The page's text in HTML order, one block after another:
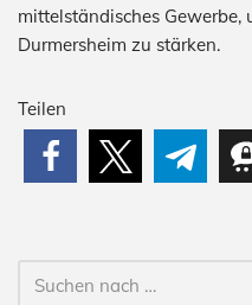
mittelständisches
Durmersheim zu stärken.
Teilen